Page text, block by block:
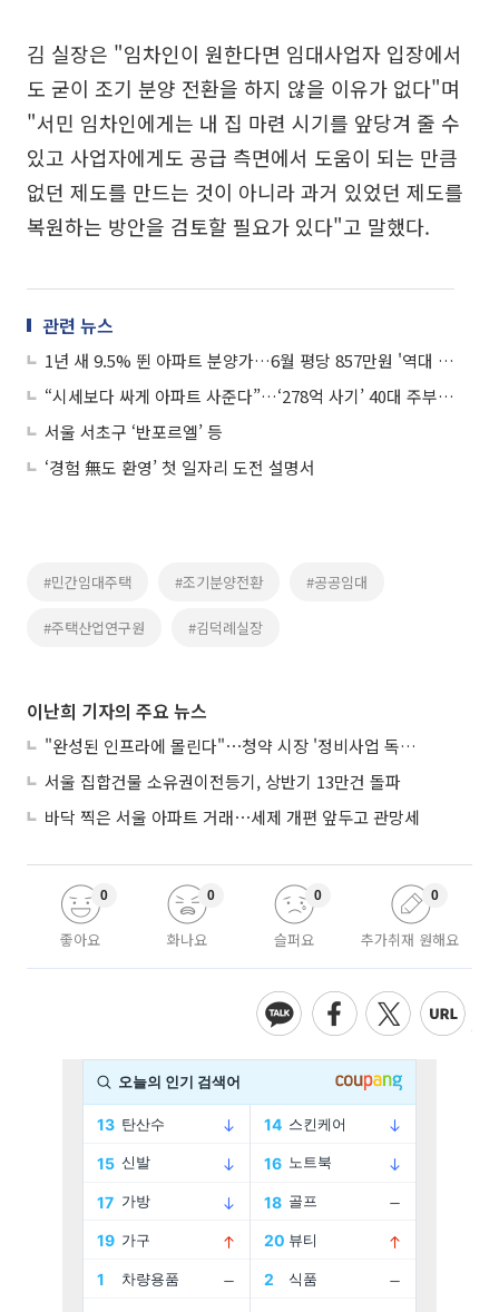
김 실장은 "임차인이 원한다면 임대사업자 입장에서
도 굳이 조기 분양 전환을 하지 않을 이유가 없다"며
"서민 임차인에게는 내 집 마련 시기를 앞당겨 줄 수
있고 사업자에게도 공급 측면에서 도움이 되는 만큼
없던 제도를 만드는 것이 아니라 과거 있었던 제도를
복원하는 방안을 검토할 필요가 있다"고 말했다.
관련 뉴스
1년 새 9.5% 뛴 아파트 분양가…6월 평당 857만원 '역대 최고'
“시세보다 싸게 아파트 사준다”…‘278억 사기’ 40대 주부 1심 징역 18년
서울 서초구 ‘반포르엘’ 등
‘경험 無도 환영’ 첫 일자리 도전 설명서
#민간임대주택 #조기분양전환 #공공임대
#주택산업연구원 #김덕례실장
이난희 기자의 주요 뉴스
"완성된 인프라에 몰린다"⋯청약 시장 '정비사업 독주' 42배 격차
서울 집합건물 소유권이전등기, 상반기 13만건 돌파
바닥 찍은 서울 아파트 거래⋯세제 개편 앞두고 관망세
좋아요
0
화나요
0
슬퍼요
0
추가취재 원해요
0